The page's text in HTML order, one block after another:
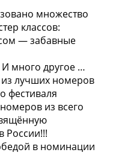
множество
классов:
— забавные
много другое …
из лучших номеров
фестиваля
из всего
России!!!
в номинации